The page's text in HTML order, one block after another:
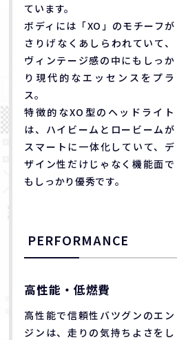
ています。
ボディには「XO」のモチーフが
さりげなくあしらわれていて、
ヴィンテージ感の中にもしっか
り現代的なエッセンスをプラ
ス。
特徴的なXO型のヘッドライト
は、ハイビームとロービームが
スマートに一体化していて、デ
ザイン性だけじゃなく機能面で
もしっかり優秀です。
PERFORMANCE
高性能・低燃費
高性能で信頼性バツグンのエン
ジンは、走りの気持ちよさをし